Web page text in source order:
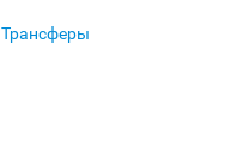
Трансферы